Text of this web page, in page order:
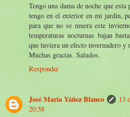
Tengo una dama de noche que
tengo en el exterior en mi jardin,
para que no se muera este
temperaturas nocturnas bajan
que tuviera un efecto invernadero y
Muchas gracias. Saludos.
Responder
José María Yáñez Blanco
13
20:58